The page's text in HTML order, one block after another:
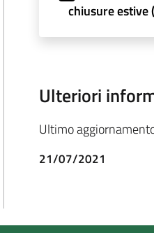
chiusure estive
Ulteriori
Ultimo
21/07/2021